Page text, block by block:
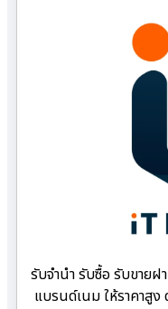
รับจำนำ รับซื้อ รับขาย
แบรนด์เนม ให้ราคาสูง